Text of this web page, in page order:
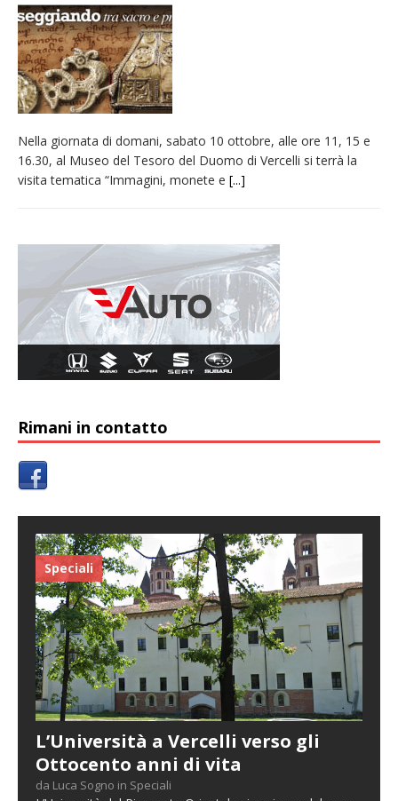
naturale per la siccità estrema e gli incendi
Crisi idrica: il Comune di Vercelli introduce
alcune limitazioni all’utilizzo dell’acqua
Incendio sul Monte Barone: si estende il
fronte. Evacuato il rifugio e chiusi tutti i
sentieri
Dieci anni fa l’ingresso a Vercelli
dell’arcivescovo mons. Marco Arnolfo
Nella giornata di domani, sabato 10 ottobre, alle ore 11, 15 e
16.30, al Museo del Tesoro del Duomo di Vercelli si terrà la
visita tematica “Immagini, monete e [...]
Rimani in contatto
Speciali
L’Università a Vercelli verso gli
Ottocento anni di vita
da Luca Sogno in Speciali